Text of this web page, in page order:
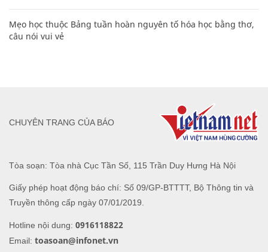
Mẹo học thuộc Bảng tuần hoàn nguyên tố hóa học bằng thơ,
câu nói vui vẻ
Tòa soạn: Tòa nhà Cục Tần Số, 115 Trần Duy Hưng Hà Nội
Giấy phép hoạt động báo chí: Số 09/GP-BTTTT, Bộ Thông tin và
Truyền thông cấp ngày 07/01/2019.
Hotline nội dung: 0916118822
Email: toasoan@infonet.vn
CHUYÊN TRANG CỦA BÁO